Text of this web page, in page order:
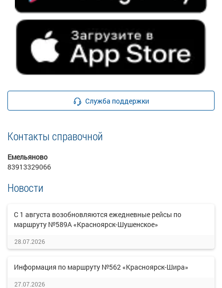
Служба поддержки
Контакты справочной
Емельяново
83913329066
Новости
С 1 августа возобновляются ежедневные рейсы по
маршруту №589А «Красноярск-Шушенское»
28.07.2026
Информация по маршруту №562 «Красноярск-Шира»
27.07.2026